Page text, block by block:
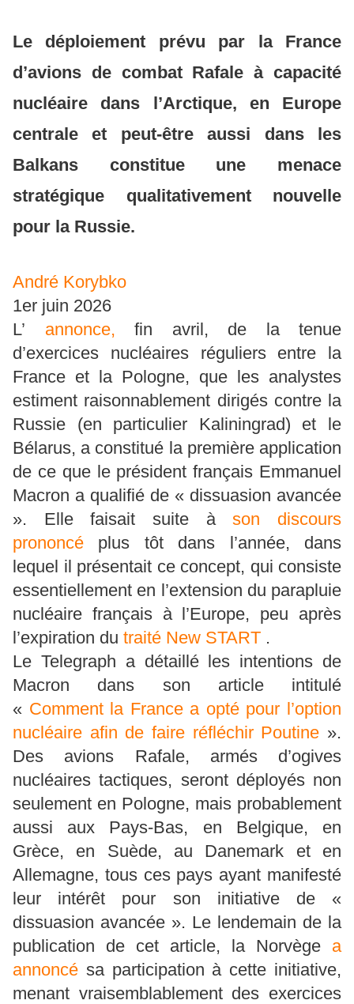
Le déploiement prévu par la France
d’avions de combat Rafale à capacité
nucléaire dans l’Arctique, en Europe
centrale et peut-être aussi dans les
Balkans constitue une menace
stratégique qualitativement nouvelle
pour la Russie.
André Korybko
1er juin 2026
L’ annonce, fin avril, de la tenue
d’exercices nucléaires réguliers entre la
France et la Pologne, que les analystes
estiment raisonnablement dirigés contre la
Russie (en particulier Kaliningrad) et le
Bélarus, a constitué la première application
de ce que le président français Emmanuel
Macron a qualifié de « dissuasion avancée
». Elle faisait suite àson discours
prononcé plus tôt dans l’année, dans
lequel il présentait ce concept, qui consiste
essentiellement en l’extension du parapluie
nucléaire français à l’Europe, peu après
l’expiration du traité New START .
Le Telegraph a détaillé les intentions de
Macron dans son article intitulé
« Comment la France a opté pour l’option
nucléaire afin de faire réfléchir Poutine ».
Des avions Rafale, armés d’ogives
nucléaires tactiques, seront déployés non
seulement en Pologne, mais probablement
aussi aux Pays-Bas, en Belgique, en
Grèce, en Suède, au Danemark et en
Allemagne, tous ces pays ayant manifesté
leur intérêt pour son initiative de «
dissuasion avancée ». Le lendemain de la
publication de cet article, la Norvège a
annoncé sa participation à cette initiative,
menant vraisemblablement des exercices